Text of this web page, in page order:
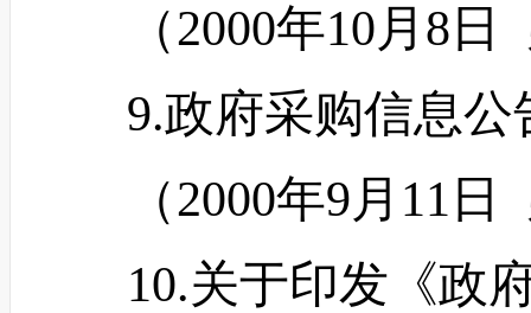
（2000年10月8
9.政府采购信息公
（2000年9月11
10.关于印发《政